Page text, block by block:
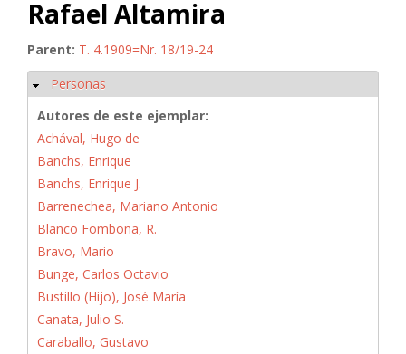
Rafael Altamira
Parent: T. 4.1909=Nr. 18/19-24
Ocultar
Personas
Autores de este ejemplar:
Achával, Hugo de
Banchs, Enrique
Banchs, Enrique J.
Barrenechea, Mariano Antonio
Blanco Fombona, R.
Bravo, Mario
Bunge, Carlos Octavio
Bustillo (Hijo), José María
Canata, Julio S.
Caraballo, Gustavo